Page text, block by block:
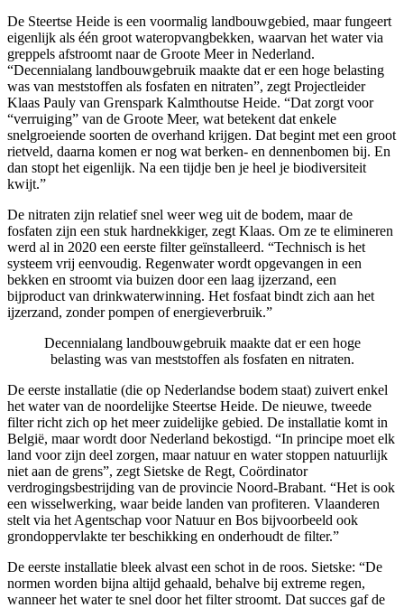
De Steertse Heide is een voormalig landbouwgebied, maar fungeert
eigenlijk als één groot wateropvangbekken, waarvan het water via
greppels afstroomt naar de Groote Meer in Nederland.
“Decennialang landbouwgebruik maakte dat er een hoge belasting
was van meststoffen als fosfaten en nitraten”, zegt Projectleider
Klaas Pauly van Grenspark Kalmthoutse Heide. “Dat zorgt voor
“verruiging” van de Groote Meer, wat betekent dat enkele
snelgroeiende soorten de overhand krijgen. Dat begint met een groot
rietveld, daarna komen er nog wat berken- en dennenbomen bij. En
dan stopt het eigenlijk. Na een tijdje ben je heel je biodiversiteit
kwijt.”
De nitraten zijn relatief snel weer weg uit de bodem, maar de
fosfaten zijn een stuk hardnekkiger, zegt Klaas. Om ze te elimineren
werd al in 2020 een eerste filter geïnstalleerd. “Technisch is het
systeem vrij eenvoudig. Regenwater wordt opgevangen in een
bekken en stroomt via buizen door een laag ijzerzand, een
bijproduct van drinkwaterwinning. Het fosfaat bindt zich aan het
ijzerzand, zonder pompen of energieverbruik.”
Decennialang landbouwgebruik maakte dat er een hoge
belasting was van meststoffen als fosfaten en nitraten.
De eerste installatie (die op Nederlandse bodem staat) zuivert enkel
het water van de noordelijke Steertse Heide. De nieuwe, tweede
filter richt zich op het meer zuidelijke gebied. De installatie komt in
België, maar wordt door Nederland bekostigd. “In principe moet elk
land voor zijn deel zorgen, maar natuur en water stoppen natuurlijk
niet aan de grens”, zegt Sietske de Regt, Coördinator
verdrogingsbestrijding van de provincie Noord-Brabant. “Het is ook
een wisselwerking, waar beide landen van profiteren. Vlaanderen
stelt via het Agentschap voor Natuur en Bos bijvoorbeeld ook
grondoppervlakte ter beschikking en onderhoudt de filter.”
De eerste installatie bleek alvast een schot in de roos. Sietske: “De
normen worden bijna altijd gehaald, behalve bij extreme regen,
wanneer het water te snel door het filter stroomt. Dat succes gaf de